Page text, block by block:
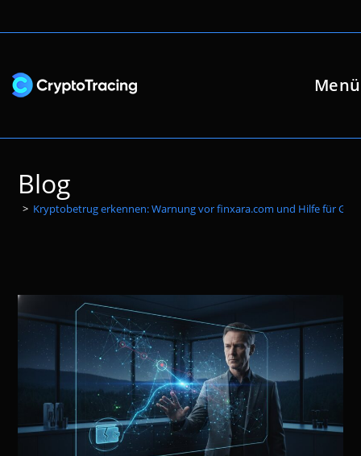
Inhalt
Menü
Blog
> Kryptobetrug erkennen: Warnung vor finxara.com und Hilfe für